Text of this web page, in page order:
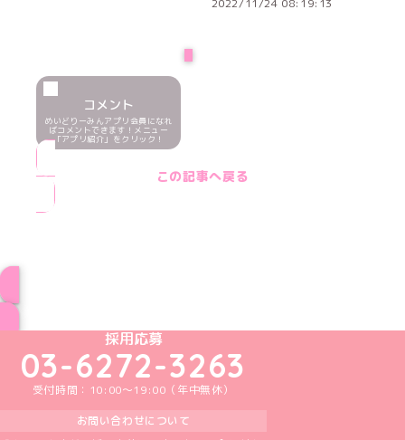
2022/11/24 08:19:13
PREV
コメント
めいどりーみんアプリ会員になれ
ばコメントできます！メニュー
「アプリ紹介」をクリック！
この記事へ戻る
めいどりーみんTikTok公式アカウント
めいどりーみんX公式アカウント
めいどりーみんInstagram公式アカウント
めいどりーみんFacebook公式アカウン
めいどりーみんYouTube公式アカ
採用応募
03-6272-3263
受付時間：10:00～19:00（年中無休）
お問い合わせについて